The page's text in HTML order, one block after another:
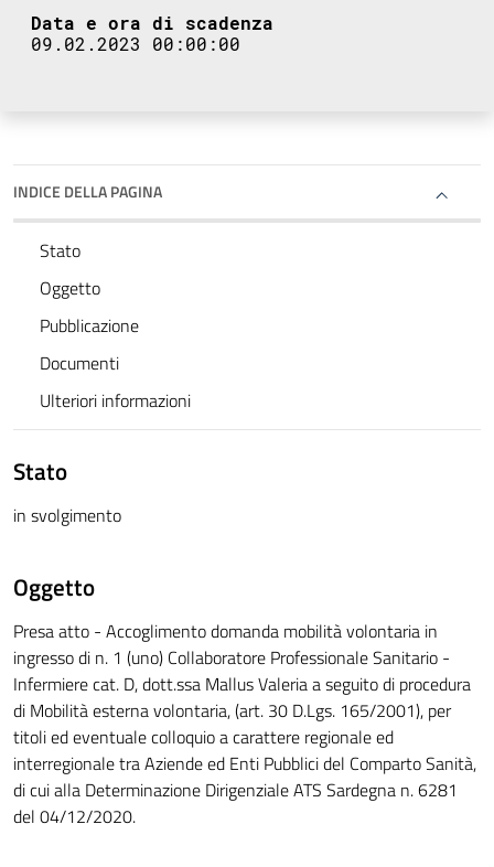
Data e ora di scadenza
09.02.2023 00:00:00
INDICE DELLA PAGINA
Stato
Oggetto
Pubblicazione
Documenti
Ulteriori informazioni
Stato
in svolgimento
Oggetto
Presa atto - Accoglimento domanda mobilità volontaria in
ingresso di n. 1 (uno) Collaboratore Professionale Sanitario -
Infermiere cat. D, dott.ssa Mallus Valeria a seguito di procedura
di Mobilità esterna volontaria, (art. 30 D.Lgs. 165/2001), per
titoli ed eventuale colloquio a carattere regionale ed
interregionale tra Aziende ed Enti Pubblici del Comparto Sanità,
di cui alla Determinazione Dirigenziale ATS Sardegna n. 6281
del 04/12/2020.